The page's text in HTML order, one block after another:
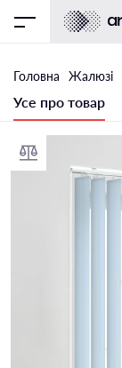
Головна Жалюзі
Усе про товар